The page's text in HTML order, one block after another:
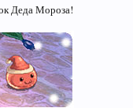
Деда Мороза!